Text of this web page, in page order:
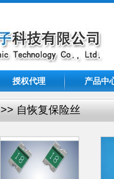
授权代理 产品中
>> 自恢复保险丝